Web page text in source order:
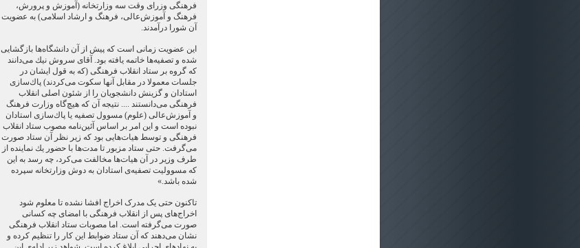
فرهنگی وزرای وقت سه وزارتخانه (آموزش و پرورش،
فرهنگ و آموزش‌عالی، فرهنگ و ارشاد اسلامی) به عضویت
آن شورا درآمدند.
این عضویت زمانی است كه پیش از آن دانشگاه‌ها بازگشایی
شده و تصفیه‌ها خاتمه یافته بود. آقای سروش نیك می‌دانند
كه گروه بر ستاد انقلاب فرهنگی (كه به قول ایشان در
جلسات معمولا در مقابل آنها سكوت می‌كردند) پاك‌سازی
استادان و گزینش دانشجویان را از شئون اصلی انقلاب
فرهنگی می‌دانستند .... نتیجه آن كه هیچ‌گاه وزارت فرهنگ
و آموزش‌عالی (علوم) مسوول تصفیه یا پاك‌سازی استادان
نبوده است و این امر بر اساس آئین‌نامه مصوب ستاد انقلاب
فرهنگی و توسط هیات‌هایی بود كه زیر نظر آن ستاد صورت
می‌گرفت. حتی ستاد مزبور تا مدت‌ها با حضور یك نماینده از
طرف وزیر در آن هیات‌ها مخالفت می‌كرد، چه رسد به این
كه مسوولیت تصفیه‌ی استادان به دوش وزارتخانه سپرده
شده باشد.»
تاکنون حتی یک مدرک اخراج افشا نشده تا معلوم شود
اخراج‌های پس از انقلاب فرهنگی با امضای چه کسانی
صورت می‌گرفته است. اما مصوبات ستاد انقلاب فرهنگی
نشان می‌دهند که آن ستاد ضوابط این کار را تنظیم کرده و